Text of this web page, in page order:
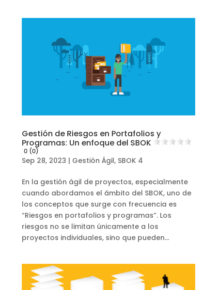
Gestión de Riesgos en Portafolios y
Programas: Un enfoque del SBOK
0 (0)
Sep 28, 2023 | Gestión Ágil, SBOK 4
En la gestión ágil de proyectos, especialmente
cuando abordamos el ámbito del SBOK, uno de
los conceptos que surge con frecuencia es
“Riesgos en portafolios y programas”. Los
riesgos no se limitan únicamente a los
proyectos individuales, sino que pueden...